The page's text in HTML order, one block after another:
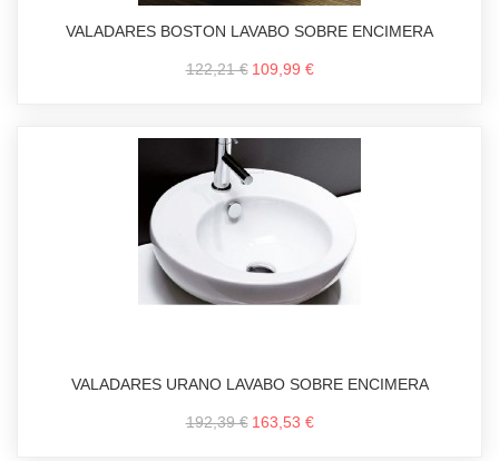
VALADARES BOSTON LAVABO SOBRE ENCIMERA
122,21 € 109,99 €
VALADARES URANO LAVABO SOBRE ENCIMERA
192,39 € 163,53 €